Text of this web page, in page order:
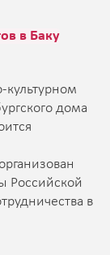
в Баку
дома
Российской
в